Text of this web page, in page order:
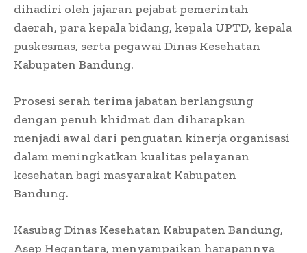
dihadiri oleh jajaran pejabat pemerintah
daerah, para kepala bidang, kepala UPTD, kepala
puskesmas, serta pegawai Dinas Kesehatan
Kabupaten Bandung.
Prosesi serah terima jabatan berlangsung
dengan penuh khidmat dan diharapkan
menjadi awal dari penguatan kinerja organisasi
dalam meningkatkan kualitas pelayanan
kesehatan bagi masyarakat Kabupaten
Bandung.
Kasubag Dinas Kesehatan Kabupaten Bandung,
Asep Hegantara, menyampaikan harapannya